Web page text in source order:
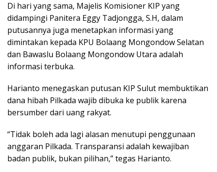
Di hari yang sama, Majelis Komisioner KIP yang
didampingi Panitera Eggy Tadjongga, S.H, dalam
putusannya juga menetapkan informasi yang
dimintakan kepada KPU Bolaang Mongondow Selatan
dan Bawaslu Bolaang Mongondow Utara adalah
informasi terbuka.
Harianto menegaskan putusan KIP Sulut membuktikan
dana hibah Pilkada wajib dibuka ke publik karena
bersumber dari uang rakyat.
“Tidak boleh ada lagi alasan menutupi penggunaan
anggaran Pilkada. Transparansi adalah kewajiban
badan publik, bukan pilihan,” tegas Harianto.